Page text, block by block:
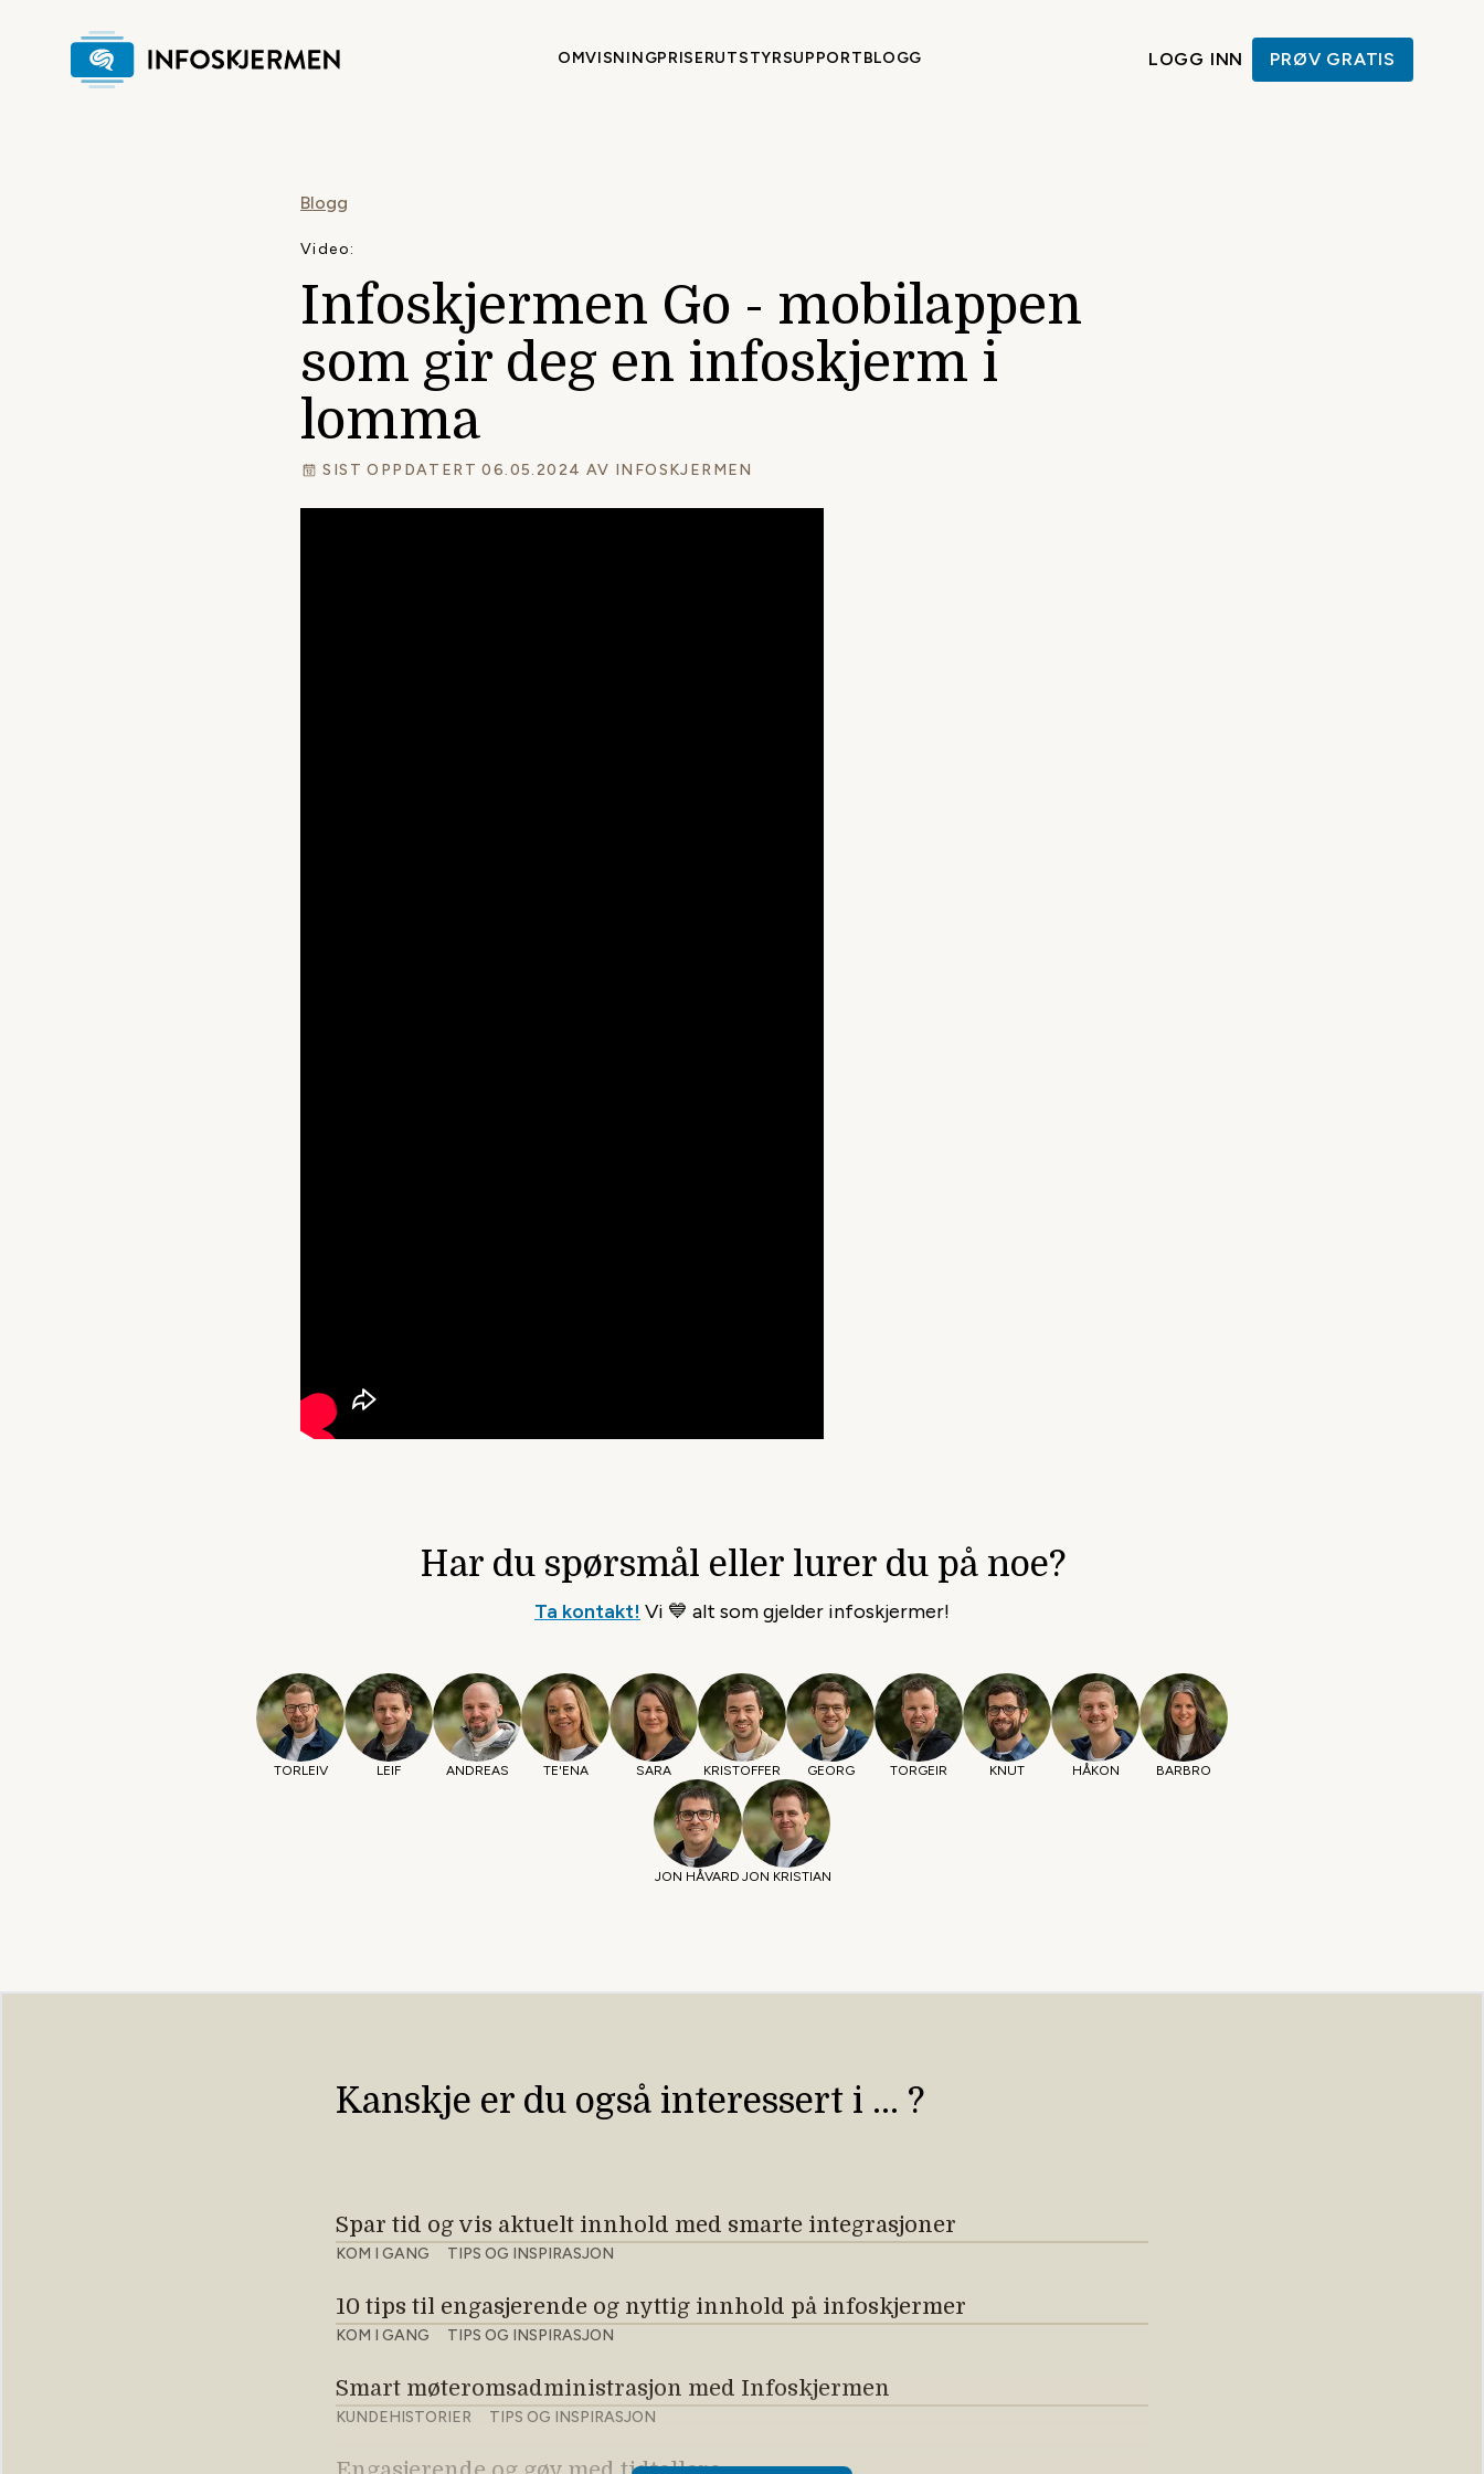
OMVISNINGPRISERUTSTYRSUPPORTBLOGG LOGG INN PRØV GRATIS
Blogg
Video:
Infoskjermen Go - mobilappen
som gir deg en infoskjerm i
lomma
SIST OPPDATERT 06.05.2024 AV INFOSKJERMEN
Har du spørsmål eller lurer du på noe?
Ta kontakt! Vi 💙 alt som gjelder infoskjermer!
TORLEIV LEIF ANDREAS TE'ENA SARA KRISTOFFER GEORG TORGEIR KNUT HÅKON BARBRO
JON HÅVARD JON KRISTIAN
Kanskje er du også interessert i ... ?
Spar tid og vis aktuelt innhold med smarte integrasjoner
KOM I GANG TIPS OG INSPIRASJON
10 tips til engasjerende og nyttig innhold på infoskjermer
KOM I GANG TIPS OG INSPIRASJON
Smart møteromsadministrasjon med Infoskjermen
KUNDEHISTORIER TIPS OG INSPIRASJON